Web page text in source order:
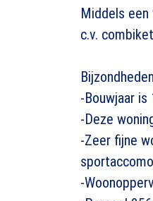
Middels
c.v.
-Bouwjaar is
-Deze
-Zeer fijne
-